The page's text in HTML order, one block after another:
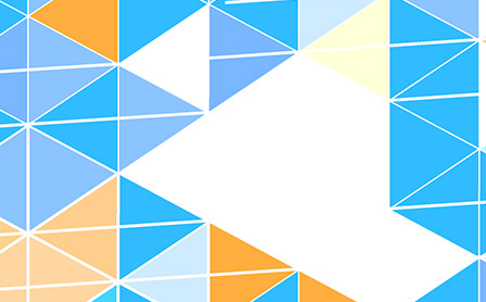
会員について
会員の権利
会員企業
会員のお申込み
お問い合わせ先